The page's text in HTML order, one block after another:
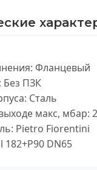
Фланцевый
Без ПЗК
Сталь
макс, мбар:
Pietro Fiorentini
182+P90 DN65